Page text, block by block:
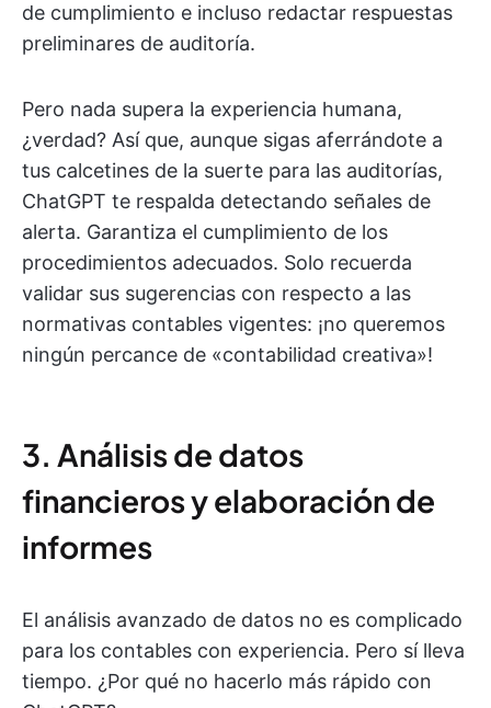
de cumplimiento e incluso redactar respuestas
preliminares de auditoría.
Pero nada supera la experiencia humana,
¿verdad? Así que, aunque sigas aferrándote a
tus calcetines de la suerte para las auditorías,
ChatGPT te respalda detectando señales de
alerta. Garantiza el cumplimiento de los
procedimientos adecuados. Solo recuerda
validar sus sugerencias con respecto a las
normativas contables vigentes: ¡no queremos
ningún percance de «contabilidad creativa»!
3. Análisis de datos
financieros y elaboración de
informes
El análisis avanzado de datos no es complicado
para los contables con experiencia. Pero sí lleva
tiempo. ¿Por qué no hacerlo más rápido con